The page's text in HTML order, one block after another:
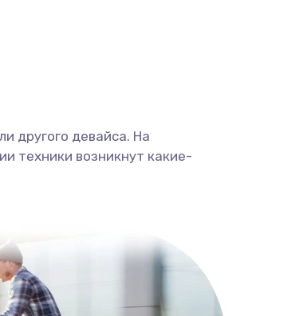
другого девайса. На
техники возникнут какие-